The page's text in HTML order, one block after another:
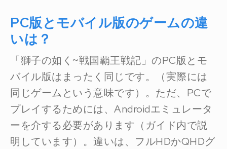
PC版とモバイル版のゲームの違
いは？
「獅子の如く~戦国覇王戦記」のPC版とモ
バイル版はまったく同じです。（実際には
同じゲームという意味です）。ただ、PCで
プレイするためには、Androidエミュレータ
ーを介する必要があります（ガイド内で説
明しています）。違いは、フルHDかQHDグ